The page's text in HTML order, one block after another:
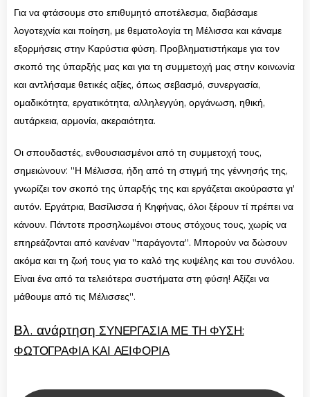
Για να φτάσουμε στο επιθυμητό αποτέλεσμα, διαβάσαμε
λογοτεχνία και ποίηση, με θεματολογία τη Μέλισσα και κάναμε
εξορμήσεις στην Καρύστια φύση. Προβληματιστήκαμε για τον
σκοπό της ύπαρξής μας και για τη συμμετοχή μας στην κοινωνία
και αντλήσαμε θετικές αξίες, όπως σεβασμό, συνεργασία,
ομαδικότητα, εργατικότητα, αλληλεγγύη, οργάνωση, ηθική,
αυτάρκεια, αρμονία, ακεραιότητα.
Οι σπουδαστές, ενθουσιασμένοι από τη συμμετοχή τους,
σημειώνουν: "Η Μέλισσα, ήδη από τη στιγμή της γέννησής της,
γνωρίζει τον σκοπό της ύπαρξής της και εργάζεται ακούραστα γι'
αυτόν. Εργάτρια, Βασίλισσα ή Κηφήνας, όλοι ξέρουν τί πρέπει να
κάνουν. Πάντοτε προσηλωμένοι στους στόχους τους, χωρίς να
επηρεάζονται από κανέναν "παράγοντα". Μπορούν να δώσουν
ακόμα και τη ζωή τους για το καλό της κυψέλης και του συνόλου.
Είναι ένα από τα τελειότερα συστήματα στη φύση! Αξίζει να
μάθουμε από τις Μέλισσες".
Βλ. ανάρτηση ΣΥΝΕΡΓΑΣΙΑ ΜΕ ΤΗ ΦΥΣΗ:
ΦΩΤΟΓΡΑΦΙΑ ΚΑΙ ΑΕΙΦΟΡΙΑ